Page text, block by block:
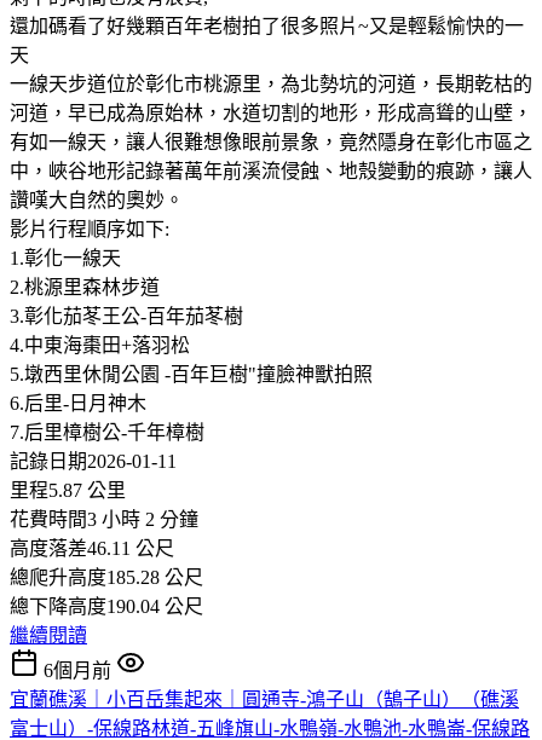
還加碼看了好幾顆百年老樹拍了很多照片~又是輕鬆愉快的一
天
一線天步道位於彰化市桃源里，為北勢坑的河道，長期乾枯的
河道，早已成為原始林，水道切割的地形，形成高聳的山壁，
有如一線天，讓人很難想像眼前景象，竟然隱身在彰化市區之
中，峽谷地形記錄著萬年前溪流侵蝕、地殼變動的痕跡，讓人
讚嘆大自然的奧妙。
影片行程順序如下:
1.彰化一線天
2.桃源里森林步道
3.彰化茄苳王公-百年茄苳樹
4.中東海棗田+落羽松
5.墩西里休閒公園 -百年巨樹"撞臉神獸拍照
6.后里-日月神木
7.后里樟樹公-千年樟樹
記錄日期2026-01-11
里程5.87 公里
花費時間3 小時 2 分鐘
高度落差46.11 公尺
總爬升高度185.28 公尺
總下降高度190.04 公尺
繼續閱讀
6個月前
宜蘭礁溪｜小百岳集起來｜圓通寺-鴻子山（鵠子山）（礁溪
富士山）-保線路林道-五峰旗山-水鴨嶺-水鴨池-水鴨崙-保線路